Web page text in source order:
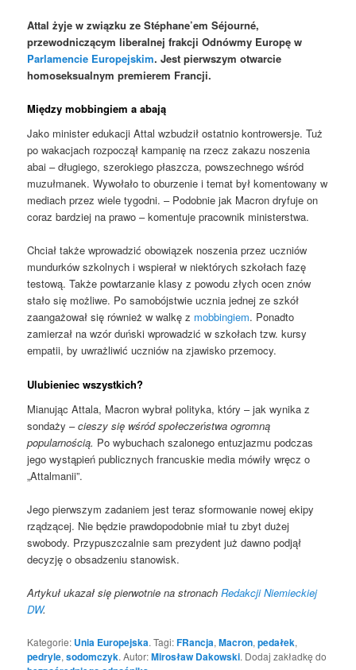
Attal żyje w związku ze Stéphane’em Séjourné,
przewodniczącym liberalnej frakcji Odnówmy Europę w
Parlamencie Europejskim. Jest pierwszym otwarcie
homoseksualnym premierem Francji.
Między mobbingiem a abają
Jako minister edukacji Attal wzbudził ostatnio kontrowersje. Tuż
po wakacjach rozpoczął kampanię na rzecz zakazu noszenia
abai – długiego, szerokiego płaszcza, powszechnego wśród
muzułmanek. Wywołało to oburzenie i temat był komentowany w
mediach przez wiele tygodni. – Podobnie jak Macron dryfuje on
coraz bardziej na prawo – komentuje pracownik ministerstwa.
Chciał także wprowadzić obowiązek noszenia przez uczniów
mundurków szkolnych i wspierał w niektórych szkołach fazę
testową. Także powtarzanie klasy z powodu złych ocen znów
stało się możliwe. Po samobójstwie ucznia jednej ze szkół
zaangażował się również w walkę z mobbingiem. Ponadto
zamierzał na wzór duński wprowadzić w szkołach tzw. kursy
empatii, by uwrażliwić uczniów na zjawisko przemocy.
Ulubieniec wszystkich?
Mianując Attala, Macron wybrał polityka, który – jak wynika z
sondaży –cieszy się wśród społeczeństwa ogromną
popularnością. Po wybuchach szalonego entuzjazmu podczas
jego wystąpień publicznych francuskie media mówiły wręcz o
„Attalmanii”.
Jego pierwszym zadaniem jest teraz sformowanie nowej ekipy
rządzącej. Nie będzie prawdopodobnie miał tu zbyt dużej
swobody. Przypuszczalnie sam prezydent już dawno podjął
decyzję o obsadzeniu stanowisk.
Artykuł ukazał się pierwotnie na stronachRedakcji Niemieckiej
DW.
Kategorie: Unia Europejska. Tagi:FRancja,Macron,pedałek,
pedryle,sodomczyk. Autor:Mirosław Dakowski. Dodaj zakładkę do